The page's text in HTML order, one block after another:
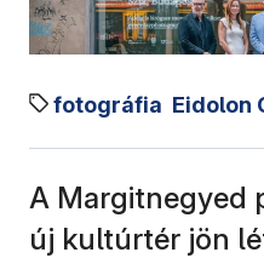
fotográfia Eidolon
A Margitnegyed
új kultúrtér jön